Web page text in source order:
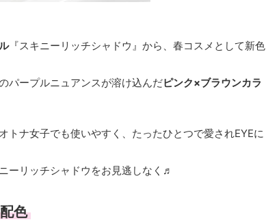
『スキニーリッチシャドウ』から、春コスメとして新色
パープルニュアンスが溶け込んだピンク×ブラウンカラ
トナ女子でも使いやすく、たったひとつで愛されEYEに
ーリッチシャドウをお見逃しなく♬
色